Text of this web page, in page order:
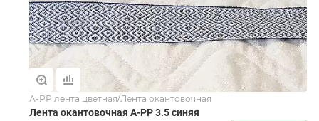
А-РР лента цветная/Лента окантовочная
Лента окантовочная А-PР 3.5 синяя